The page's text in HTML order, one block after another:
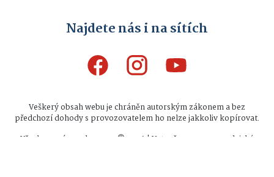
Najdete nás i na sítích
Veškerý obsah webu je chráněn autorským zákonem a bez
předchozí dohody s provozovatelem ho nelze jakkoliv kopírovat.
Všechna práva vyhrazena © 2026 | Vytvořeno na zpravodajské